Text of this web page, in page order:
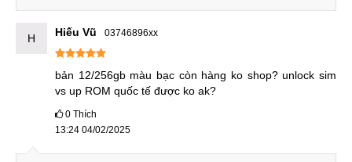
Realme GT Neo 6 SE vs Realme GT Neo 6
Như vậy, GT Neo 6 SE không hề thua kém nhiều so với
người anh GT Neo 6 của nó. Với giá rẻ hơn, GT Neo 6 SE
mới thật sự đáng mua, bởi hiệu năng của Snapdragon 7
Plus Gen 3 của nó không kém nhiều so với Snapdragon 8s
Gen 3 của GT Neo 6.
Đánh giá Realme GT Neo 6 SE
H Hiếu Vũ 03746896xx
bản 12/256gb màu bạc còn hàng ko shop? unlock sim
vs up ROM quốc tế được ko ak?
0 Thích
13:24 04/02/2025